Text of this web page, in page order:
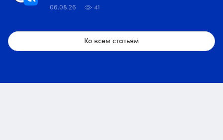
06.08.26 41
Ко всем статьям